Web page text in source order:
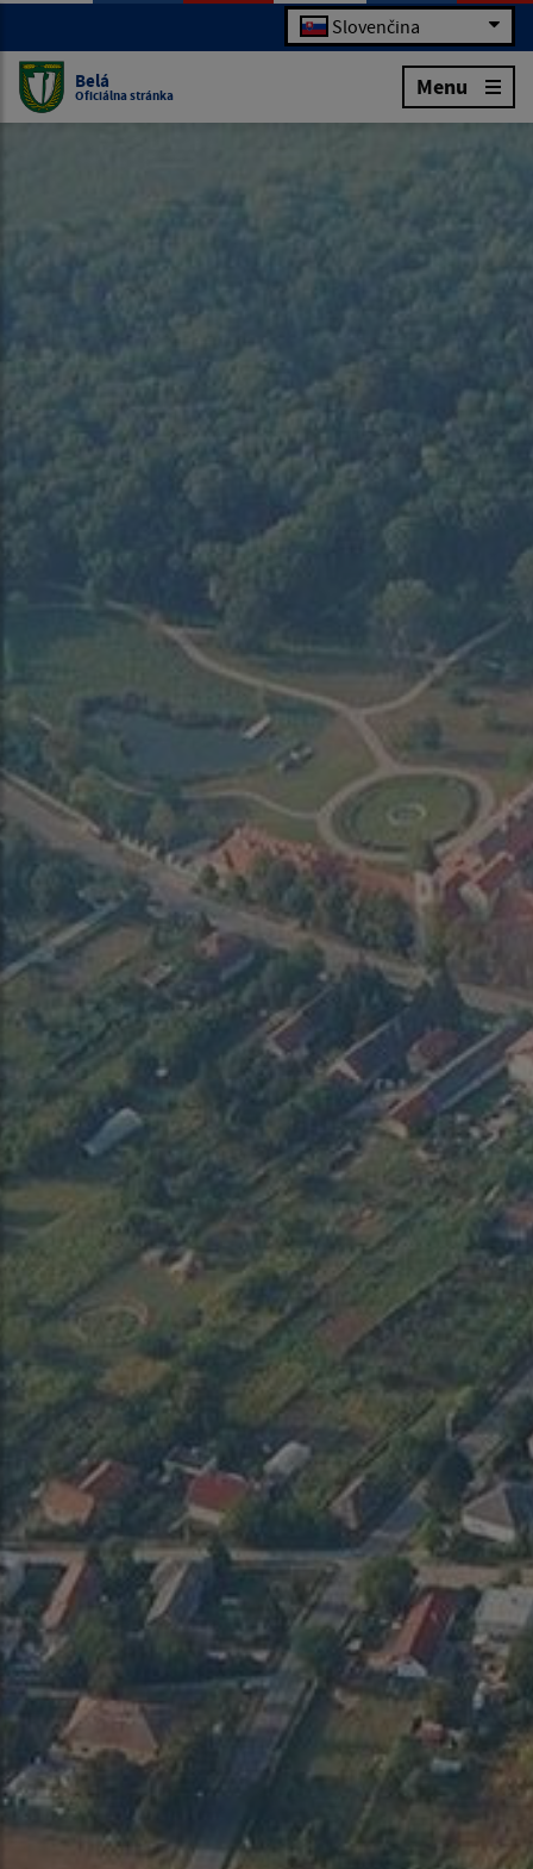
Slovenčina
Belá
Oficiálna stránka Menu